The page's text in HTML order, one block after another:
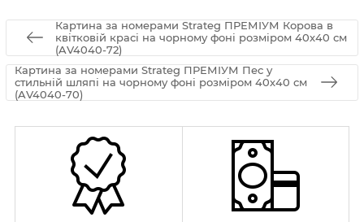
Картина за номерами Strateg ПРЕМІУМ Корова в
квітковій красі на чорному фоні розміром 40х40 см
(AV4040-72)
Картина за номерами Strateg ПРЕМІУМ Пес у
стильній шляпі на чорному фоні розміром 40х40 см
(AV4040-70)